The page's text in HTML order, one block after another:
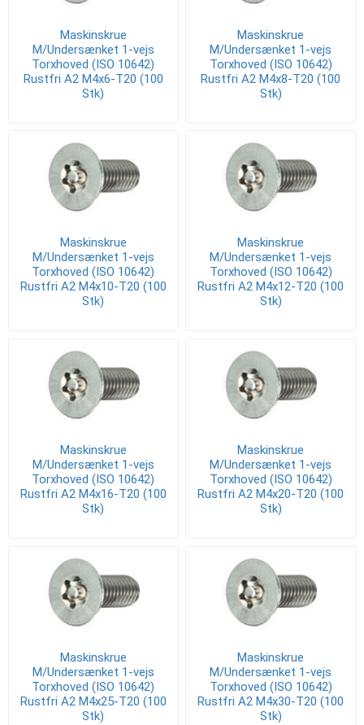
Maskinskrue
M/Undersænket 1-vejs
Torxhoved (ISO 10642)
Rustfri A2 M4x6-T20 (100
Stk)
Maskinskrue
M/Undersænket 1-vejs
Torxhoved (ISO 10642)
Rustfri A2 M4x8-T20 (100
Stk)
Maskinskrue
M/Undersænket 1-vejs
Torxhoved (ISO 10642)
Rustfri A2 M4x10-T20 (100
Stk)
Maskinskrue
M/Undersænket 1-vejs
Torxhoved (ISO 10642)
Rustfri A2 M4x12-T20 (100
Stk)
Maskinskrue
M/Undersænket 1-vejs
Torxhoved (ISO 10642)
Rustfri A2 M4x16-T20 (100
Stk)
Maskinskrue
M/Undersænket 1-vejs
Torxhoved (ISO 10642)
Rustfri A2 M4x20-T20 (100
Stk)
Maskinskrue
M/Undersænket 1-vejs
Torxhoved (ISO 10642)
Rustfri A2 M4x25-T20 (100
Stk)
Maskinskrue
M/Undersænket 1-vejs
Torxhoved (ISO 10642)
Rustfri A2 M4x30-T20 (100
Stk)